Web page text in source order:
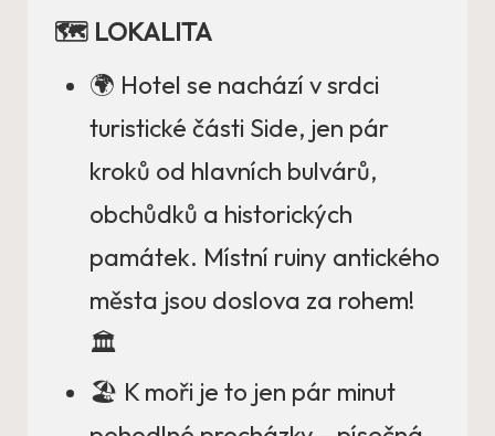
🗺️ LOKALITA
🌍 Hotel se nachází v srdci
turistické části Side, jen pár
kroků od hlavních bulvárů,
obchůdků a historických
památek. Místní ruiny antického
města jsou doslova za rohem!
🏛️
🏖️ K moři je to jen pár minut